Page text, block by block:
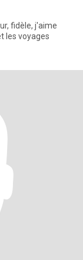
fidèle, j'aime
les voyages